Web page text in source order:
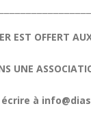
EST OFFERT
UNE
à